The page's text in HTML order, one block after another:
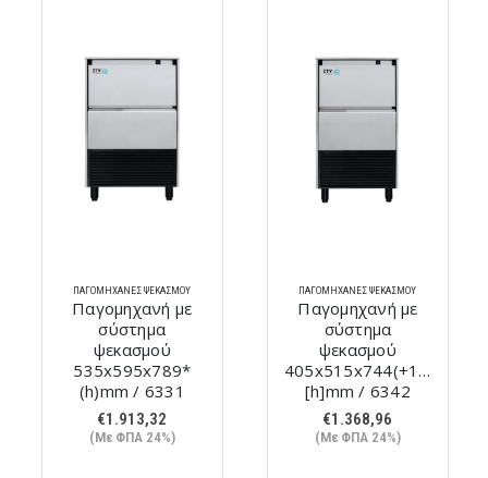
ΠΑΓΟΜΗΧΑΝΈΣ ΨΕΚΑΣΜΟΎ
Παγομηχανή με
σύστημα
ψεκασμού
535x595x789*
(h)mm / 6331
€1.913,32
(Με ΦΠΑ 24%)
ΠΑΓΟΜΗΧΑΝΈΣ ΨΕΚΑΣΜΟΎ
Παγομηχανή με
σύστημα
ψεκασμού
405x515x744(+105)
[h]mm / 6342
€1.368,96
(Με ΦΠΑ 24%)